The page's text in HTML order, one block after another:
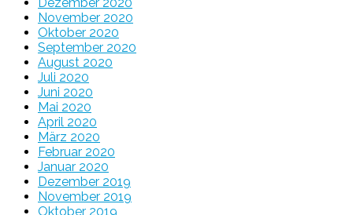
November 2020
Oktober 2020
September 2020
August 2020
Juli 2020
Juni 2020
Mai 2020
April 2020
März 2020
Februar 2020
Januar 2020
Dezember 2019
November 2019
Oktober 2019